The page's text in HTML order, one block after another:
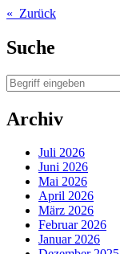
« Zurück
Suche
Archiv
Juli 2026
Juni 2026
Mai 2026
April 2026
März 2026
Februar 2026
Januar 2026